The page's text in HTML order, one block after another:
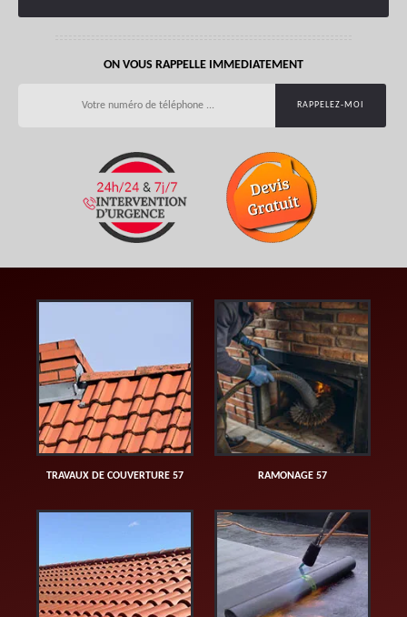
ON VOUS RAPPELLE IMMEDIATEMENT
TRAVAUX DE COUVERTURE 57 RAMONAGE 57